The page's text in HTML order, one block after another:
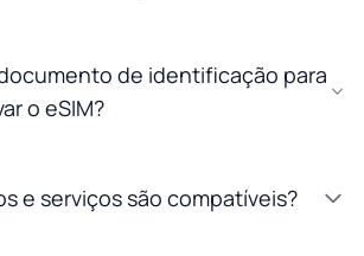
de identificação para
o eSIM?
e serviços são compatíveis?